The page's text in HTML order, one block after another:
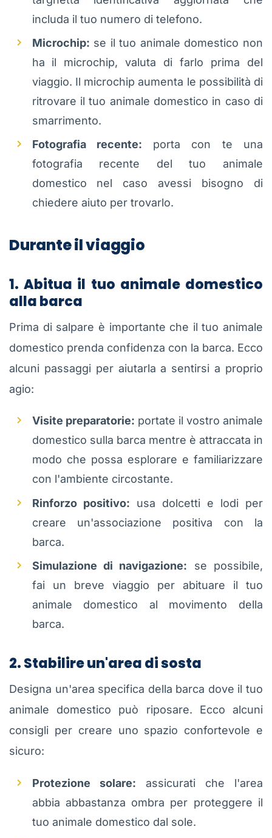
includa il tuo numero di telefono.
Microchip: se il tuo animale domestico non
ha il microchip, valuta di farlo prima del
viaggio. Il microchip aumenta le possibilità di
ritrovare il tuo animale domestico in caso di
smarrimento.
Fotografia recente: porta con te una
fotografia recente del tuo animale
domestico nel caso avessi bisogno di
chiedere aiuto per trovarlo.
Durante il viaggio
1. Abitua il tuo animale domestico
alla barca
Prima di salpare è importante che il tuo animale
domestico prenda confidenza con la barca. Ecco
alcuni passaggi per aiutarla a sentirsi a proprio
agio:
Visite preparatorie: portate il vostro animale
domestico sulla barca mentre è attraccata in
modo che possa esplorare e familiarizzare
con l'ambiente circostante.
Rinforzo positivo: usa dolcetti e lodi per
creare un'associazione positiva con la
barca.
Simulazione di navigazione: se possibile,
fai un breve viaggio per abituare il tuo
animale domestico al movimento della
barca.
2. Stabilire un'area di sosta
Designa un'area specifica della barca dove il tuo
animale domestico può riposare. Ecco alcuni
consigli per creare uno spazio confortevole e
sicuro:
Protezione solare: assicurati che l'area
abbia abbastanza ombra per proteggere il
tuo animale domestico dal sole.